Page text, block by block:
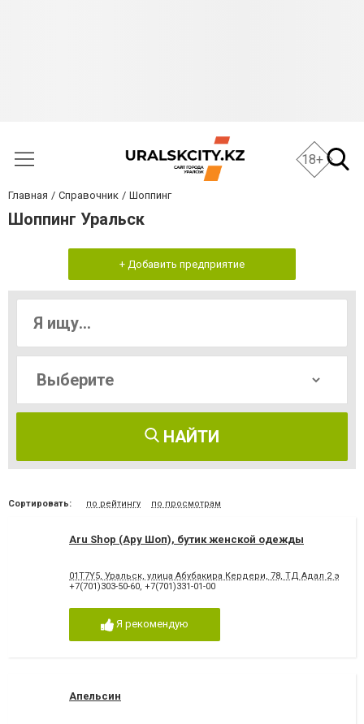
18+
Главная Справочник Шоппинг
Шоппинг Уральск
+ Добавить предприятие
НАЙТИ
Сортировать: по рейтингу по просмотрам
Aru Shop (Ару Шоп), бутик женской одежды
01T7Y5, Уральск, улица Абубакира Кердери, 78, ТД Адал ​2 этаж,
+7(701)303-50-60, +7(701)331-01-00
Я рекомендую
Апельсин